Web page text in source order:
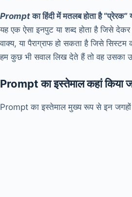
Promptका हिंदी में मतलब होता है “प्रेरक”
यह एक ऐसा इनपुट या शब्द होता है जिसे
वाक्य, या पैराग्राफ हो सकता है जिसे
हम कुछ भी सवाल लिख देते हैं तो वह उसका
Prompt का इस्तेमाल कहां किया
Prompt का इस्तेमाल मुख्य रूप से इन जगहों